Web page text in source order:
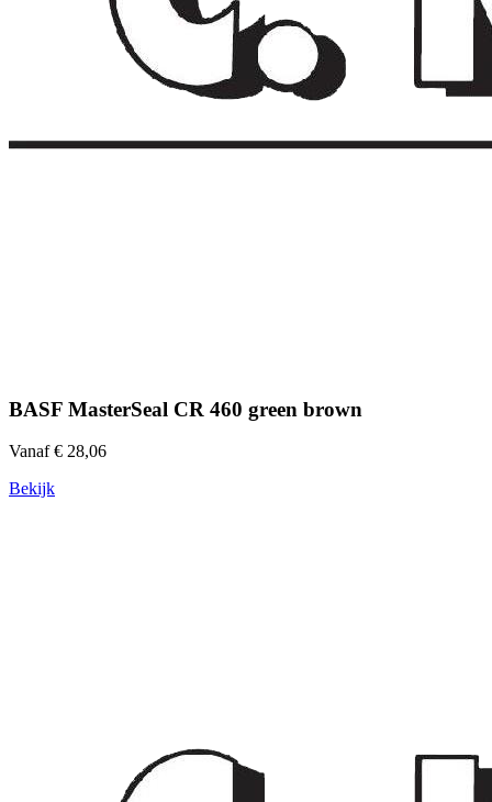
BASF MasterSeal CR 460 green brown
Vanaf € 28,06
Bekijk